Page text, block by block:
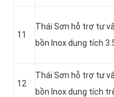
11
Thái Sơn hỗ trợ tư
bồn Inox dung tích
12
Thái Sơn hỗ trợ tư
bồn Inox dung tích